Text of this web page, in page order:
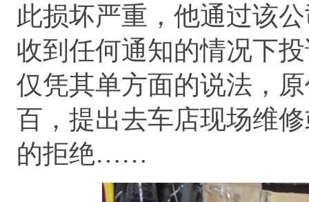
此损坏严重，他通过该
收到任何通知的情况下
仅凭其单方面的说法，
百，提出去车店现场维
的拒绝……